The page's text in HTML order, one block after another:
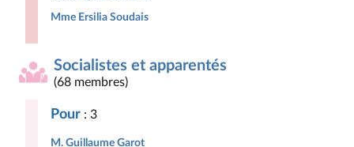
Mme Ersilia Soudais
Socialistes et apparentés
(68 membres)
Pour : 3
M. Guillaume Garot